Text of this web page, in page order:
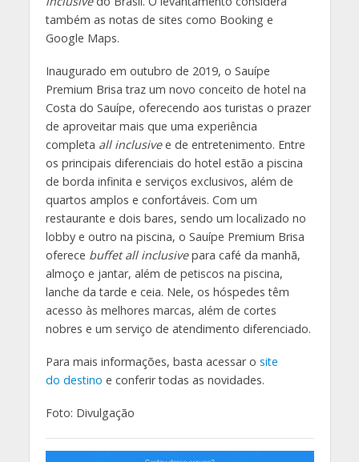
também as notas de sites como Booking e
Google Maps.
Inaugurado em outubro de 2019, o Sauípe
Premium Brisa traz um novo conceito de hotel na
Costa do Sauípe, oferecendo aos turistas o prazer
de aproveitar mais que uma experiência
completa all inclusivee de entretenimento. Entre
os principais diferenciais do hotel estão a piscina
de borda infinita e serviços exclusivos, além de
quartos amplos e confortáveis. Com um
restaurante e dois bares, sendo um localizado no
lobby e outro na piscina, o Sauípe Premium Brisa
oferece buffet all inclusivepara café da manhã,
almoço e jantar, além de petiscos na piscina,
lanche da tarde e ceia. Nele, os hóspedes têm
acesso às melhores marcas, além de cortes
nobres e um serviço de atendimento diferenciado.
Para mais informações, basta acessar o site
do destino e conferir todas as novidades.
Foto: Divulgação